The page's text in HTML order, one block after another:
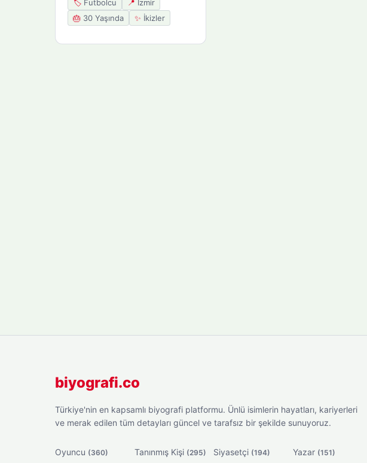
🏷️ Futbolcu 📍 İzmir
🎂 30 Yaşında ✨ İkizler
biyografi.co
Türkiye'nin en kapsamlı biyografi platformu. Ünlü isimlerin hayatları, kariyerleri
ve merak edilen tüm detayları güncel ve tarafsız bir şekilde sunuyoruz.
Oyuncu (360) Tanınmış Kişi (295) Siyasetçi (194) Yazar (151)